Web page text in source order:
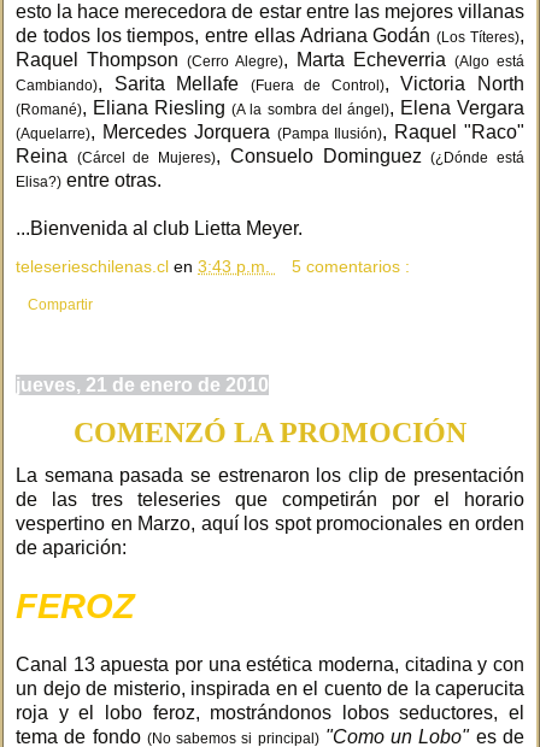
esto la hace merecedora de estar entre las mejores villanas
de todos los tiempos, entre ellas Adriana Godán(Los Títeres),
Raquel Thompson (Cerro Alegre), Marta Echeverria (Algo está
Cambiando), Sarita Mellafe (Fuera de Control), Victoria North
(Romané), Eliana Riesling(A la sombra del ángel), Elena Vergara
(Aquelarre), Mercedes Jorquera (Pampa Ilusión), Raquel "Raco"
Reina
(Cárcel de Mujeres), Consuelo Dominguez(¿Dónde está
Elisa?) entre otras.
...Bienvenida al club Lietta Meyer.
teleserieschilenas.cl en 3:43 p.m. 5 comentarios :
Compartir
jueves, 21 de enero de 2010
COMENZÓ LA PROMOCIÓN
La semana pasada se estrenaron los clip de presentación
de las tres teleseries que competirán por el horario
vespertino en Marzo, aquí los spot promocionales en orden
de aparición:
FEROZ
Canal 13 apuesta por una estética moderna, citadina y con
un dejo de misterio, inspirada en el cuento de la caperucita
roja y el lobo feroz, mostrándonos lobos seductores, el
tema de fondo (No sabemos si principal) "Como un Lobo"es de